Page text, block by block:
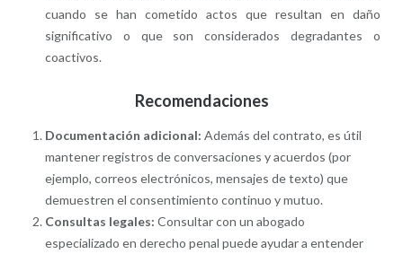
cuando se han cometido actos que resultan en daño
significativo o que son considerados degradantes o
coactivos.
Recomendaciones
Documentación adicional: Además del contrato, es útil
mantener registros de conversaciones y acuerdos (por
ejemplo, correos electrónicos, mensajes de texto) que
demuestren el consentimiento continuo y mutuo.
Consultas legales: Consultar con un abogado
especializado en derecho penal puede ayudar a entender